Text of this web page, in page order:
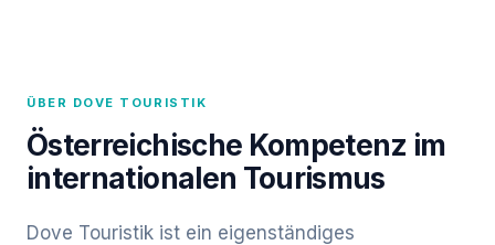
ÜBER DOVE TOURISTIK
Österreichische Kompetenz im
internationalen Tourismus
Dove Touristik ist ein eigenständiges